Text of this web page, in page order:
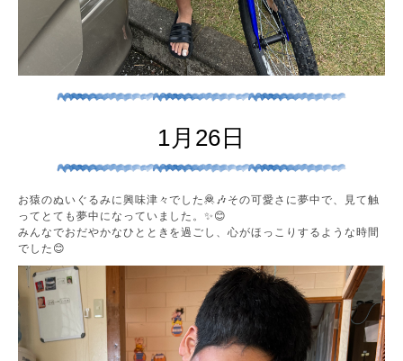
1月26日
お猿のぬいぐるみに興味津々でした🦧🎶その可愛さに夢中で、見て触
ってとても夢中になっていました。✨😊
みんなでおだやかなひとときを過ごし、心がほっこりするような時間
でした😊